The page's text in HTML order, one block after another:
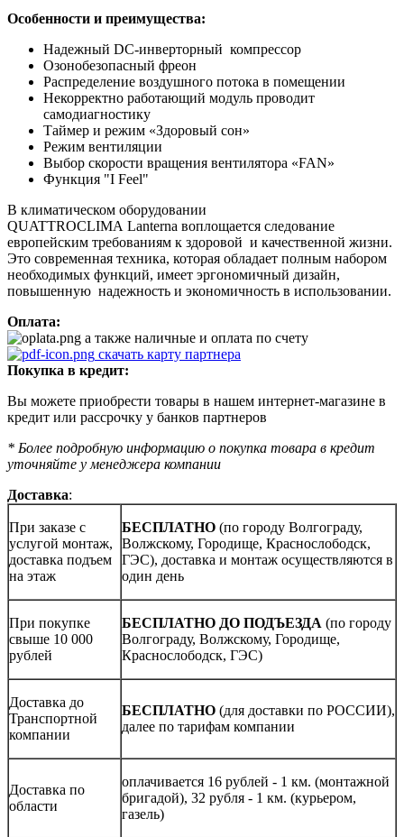
Особенности и преимущества:
Надежный DC-инверторный компрессор
Озонобезопасный фреон
Распределение воздушного потока в помещении
Некорректно работающий модуль проводит
самодиагностику
Таймер и режим «Здоровый сон»
Режим вентиляции
Выбор скорости вращения вентилятора «FAN»
Функция "I Feel"
В климатическом оборудовании
QUATTROCLIMA Lanterna воплощается следование
европейским требованиям к здоровой и качественной жизни.
Это современная техника, которая обладает полным набором
необходимых функций, имеет эргономичный дизайн,
повышенную надежность и экономичность в использовании.
Оплата:
а также наличные и оплата по счету
скачать карту партнера
Покупка в кредит:
Вы можете приобрести товары в нашем интернет-магазине в
кредит или рассрочку у банков партнеров
* Более подробную информацию о покупка товара в кредит
уточняйте у менеджера компании
Доставка:
При заказе с
услугой монтаж,
доставка подъем
на этаж
БЕСПЛАТНО (по городу Волгограду,
Волжскому, Городище, Краснослободск,
ГЭС), доставка и монтаж осуществляются в
один день
При покупке
свыше 10 000
рублей
БЕСПЛАТНО ДО ПОДЪЕЗДА (по городу
Волгограду, Волжскому, Городище,
Краснослободск, ГЭС)
Доставка до
Транспортной
компании
БЕСПЛАТНО (для доставки по РОССИИ),
далее по тарифам компании
Доставка по
области
оплачивается 16 рублей - 1 км. (монтажной
бригадой), 32 рубля - 1 км. (курьером,
газель)